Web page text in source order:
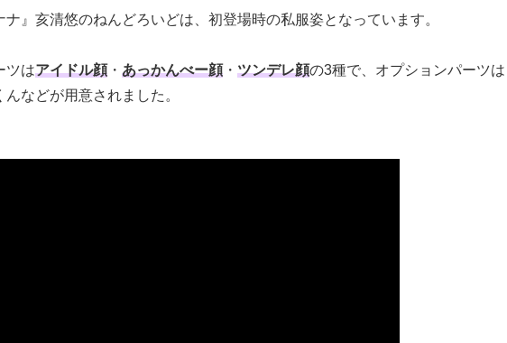
ナ』亥清悠のねんどろいどは、初登場時の私服姿となっています。
ツはアイドル顔・ あっかんべー顔・ ツンデレ顔の3種で、オプションパーツは
んなどが用意されました。